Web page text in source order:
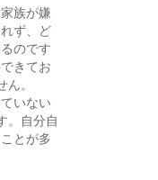
族が嫌
ず、ど
のです
きてお
。
いない
。自分自
とが多